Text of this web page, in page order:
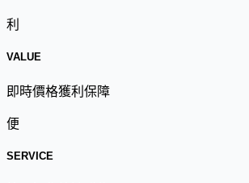
利
VALUE
即時價格獲利保障
便
SERVICE